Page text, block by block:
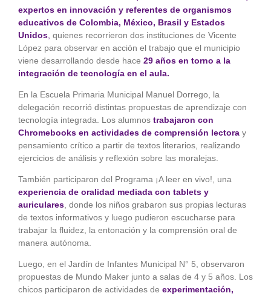
expertos en innovación y referentes de organismos
educativos de Colombia, México, Brasil y Estados
Unidos, quienes recorrieron dos instituciones de Vicente
López para observar en acción el trabajo que el municipio
viene desarrollando desde hace 29 años en torno a la
integración de tecnología en el aula.
En la Escuela Primaria Municipal Manuel Dorrego, la
delegación recorrió distintas propuestas de aprendizaje con
tecnología integrada. Los alumnostrabajaron con
Chromebooks en actividades de comprensión lectoray
pensamiento crítico a partir de textos literarios, realizando
ejercicios de análisis y reflexión sobre las moralejas.
También participaron del Programa ¡A leer en vivo!, una
experiencia de oralidad mediada con tablets y
auriculares, donde los niños grabaron sus propias lecturas
de textos informativos y luego pudieron escucharse para
trabajar la fluidez, la entonación y la comprensión oral de
manera autónoma.
Luego, en el Jardín de Infantes Municipal N° 5, observaron
propuestas de Mundo Maker junto a salas de 4 y 5 años. Los
chicos participaron de actividades de experimentación,